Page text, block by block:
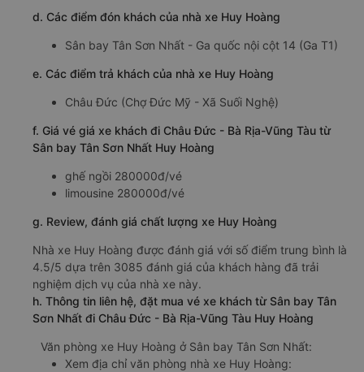
d. Các điểm đón khách của nhà xe Huy Hoàng
Sân bay Tân Sơn Nhất - Ga quốc nội cột 14 (Ga T1)
e. Các điểm trả khách của nhà xe Huy Hoàng
Châu Đức (Chợ Đức Mỹ - Xã Suối Nghệ)
f. Giá vé giá xe khách đi Châu Đức - Bà Rịa-Vũng Tàu từ
Sân bay Tân Sơn Nhất Huy Hoàng
ghế ngồi 280000đ/vé
limousine 280000đ/vé
g. Review, đánh giá chất lượng xe Huy Hoàng
Nhà xe Huy Hoàng được đánh giá với số điểm trung bình là
4.5/5 dựa trên 3085 đánh giá của khách hàng đã trải
nghiệm dịch vụ của nhà xe này.
h. Thông tin liên hệ, đặt mua vé xe khách từ Sân bay Tân
Sơn Nhất đi Châu Đức - Bà Rịa-Vũng Tàu Huy Hoàng
Văn phòng xe Huy Hoàng ở Sân bay Tân Sơn Nhất:
Xem địa chỉ văn phòng nhà xe Huy Hoàng: